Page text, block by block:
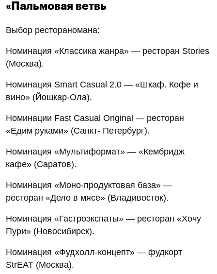
«Пальмовая ветвь
Выбор рестораномана:
Номинация «Классика жанра» — ресторан Stories
(Москва).
Номинация Smart Casual 2.0 — «Шкаф. Кофе и
вино» (Йошкар-Ола).
Номинации Fast Casual Original — ресторан
«Едим руками» (Санкт- Петербург).
Номинация «Мультиформат» — «Кембридж
кафе» (Саратов).
Номинация «Моно-продуктовая база» —
ресторан «Дело в мясе» (Владивосток).
Номинация «Гастроэкспаты» — ресторан «Хочу
Пури» (Новосибирск).
Номинация «Фудхолл-концепт» — фудкорт
StrEAT (Москва).